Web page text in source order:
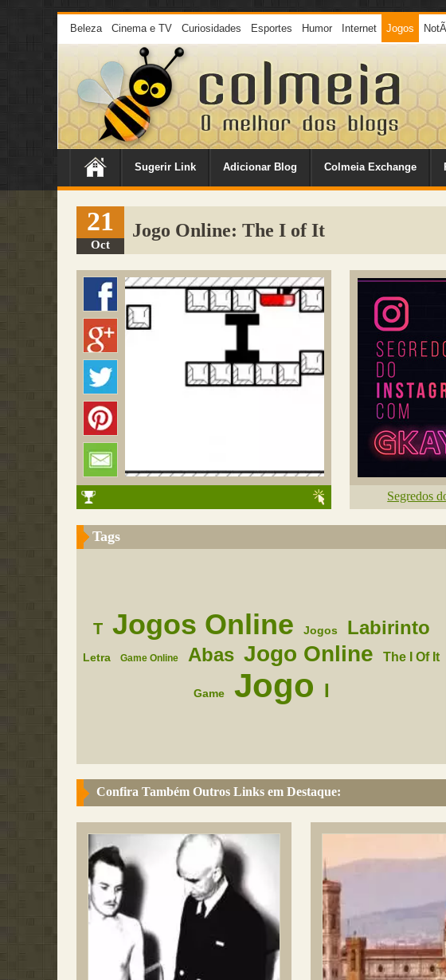
Beleza Cinema e TV Curiosidades Esportes Humor Internet Jogos
Sugerir Link Adicionar Blog Colmeia Exchange
21
Oct
Jogo Online: The I of It
Segredos
Tags
T Jogos Online Jogos Labirinto
Letra Game Online Abas Jogo Online The I Of It
Game Jogo I
Confira Também Outros Links em Destaque: